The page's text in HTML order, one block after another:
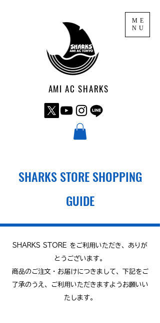
ME
NU
AMI AC SHARKS
​SHARKS STORE SHOPPING
GUIDE
SHARKS STORE をご利用いただき、ありが
とうございます。
商品のご注文・お届けにつきまして、下記をご
了承のうえ、ご利用いただきますようお願いい
たします。​